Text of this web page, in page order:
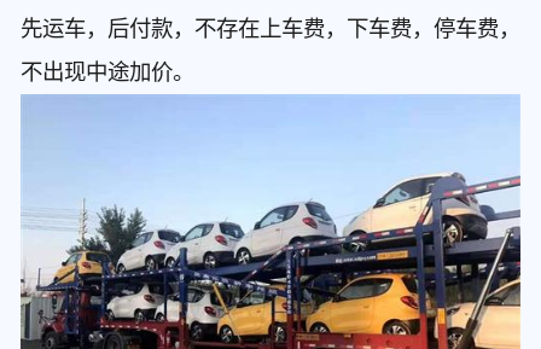
先运车，后付款，不存在上车费，下车费，停车费，
不出现中途加价。